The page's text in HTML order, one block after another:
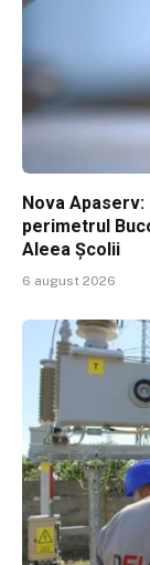
Nova
perimetrul
Aleea Școlii
6 august 2026